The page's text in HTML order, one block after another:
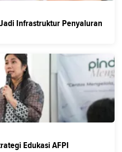
Infrastruktur Penyaluran
Edukasi AFPI